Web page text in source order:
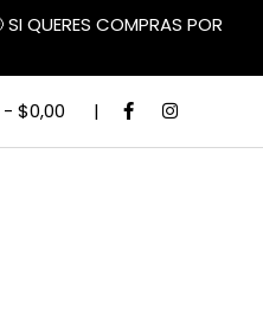
QUERES COMPRAS POR
- $0,00